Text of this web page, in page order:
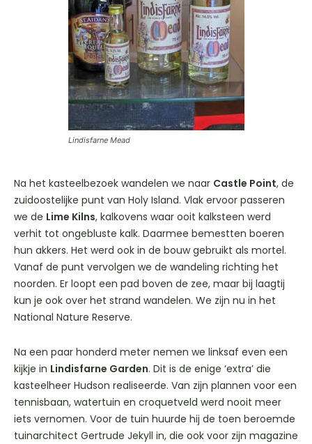
Lindisfarne Mead
Na het kasteelbezoek wandelen we naar Castle Point, de
zuidoostelijke punt van Holy Island. Vlak ervoor passeren
we de Lime Kilns, kalkovens waar ooit kalksteen werd
verhit tot ongebluste kalk. Daarmee bemestten boeren
hun akkers. Het werd ook in de bouw gebruikt als mortel.
Vanaf de punt vervolgen we de wandeling richting het
noorden. Er loopt een pad boven de zee, maar bij laagtij
kun je ook over het strand wandelen. We zijn nu in het
National Nature Reserve.
Na een paar honderd meter nemen we linksaf even een
kijkje in Lindisfarne Garden. Dit is de enige ‘extra’ die
kasteelheer Hudson realiseerde. Van zijn plannen voor een
tennisbaan, watertuin en croquetveld werd nooit meer
iets vernomen. Voor de tuin huurde hij de toen beroemde
tuinarchitect Gertrude Jekyll in, die ook voor zijn magazine